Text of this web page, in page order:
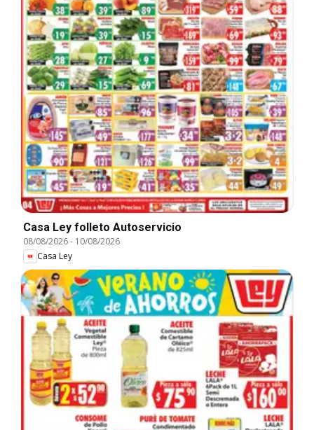
Casa Ley folleto Autoservicio
08/08/2026- 10/08/2026
Casa Ley